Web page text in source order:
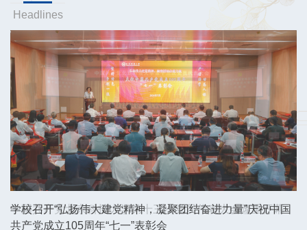
Headlines
中国共产党北京科技大学第十三次党员代表大会隆重开幕